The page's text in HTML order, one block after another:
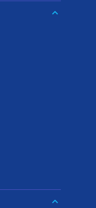
keyboard_arrow_down
keyboard_arrow_down